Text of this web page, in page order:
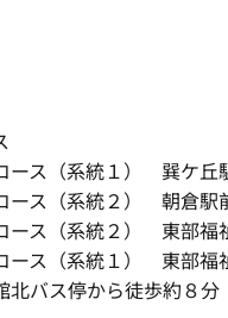
ス（系統１） 巽ケ
ス（系統２） 朝倉
ス（系統２） 東部
（系統１） 東部福
ス停から徒歩約８分